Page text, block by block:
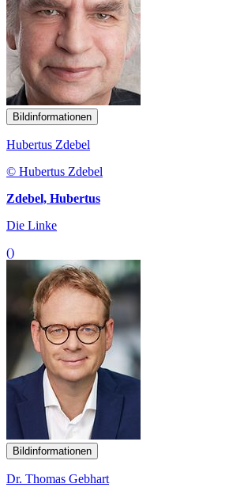
Bildinformationen
Hubertus Zdebel
© Hubertus Zdebel
Zdebel, Hubertus
Die Linke
()
Bildinformationen
Dr. Thomas Gebhart